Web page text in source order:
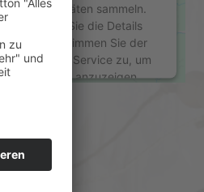
Ihren Aktivitäten sammeln.
Bitte lesen Sie die Details
durch und stimmen Sie der
Nutzung des Service zu, um
diese Karte anzuzeigen.